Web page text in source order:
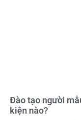
Đào tạo người
kiện nào?